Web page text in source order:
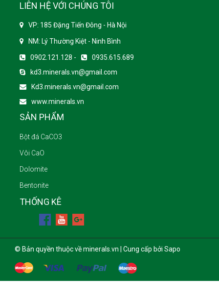
LIÊN HỆ VỚI CHÚNG TÔI
VP: 185 Đặng Tiến Đông - Hà Nội
NM: Lý Thường Kiệt - Ninh Bình
0902.121.128 -
0935.615.689
kd3.minerals.vn@gmail.com
Kd3.minerals.vn@gmail.com
www.minerals.vn
SẢN PHẨM
Bột đá CaCO3
Vôi CaO
Dolomite
Bentonite
THỐNG KÊ
© Bản quyền thuộc về minerals.vn | Cung cấp bởi Sapo